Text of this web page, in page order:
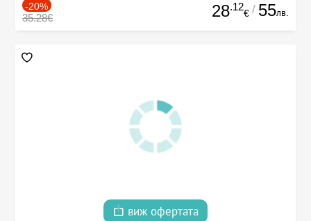
-20%
35.28€ 28.12
€ / 55лв.
виж офертата